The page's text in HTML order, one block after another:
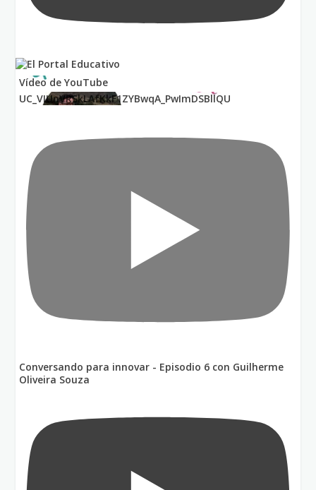
Vídeo de YouTube
UC_VIUnVRSkLAfKkF1ZYBwqA_PwImDSBllQU
Conversando para innovar - Episodio 6 con Guilherme
Oliveira Souza